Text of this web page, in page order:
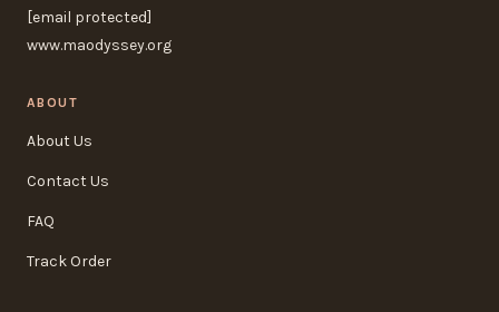
[email protected]
www.maodyssey.org
ABOUT
About Us
Contact Us
FAQ
Track Order